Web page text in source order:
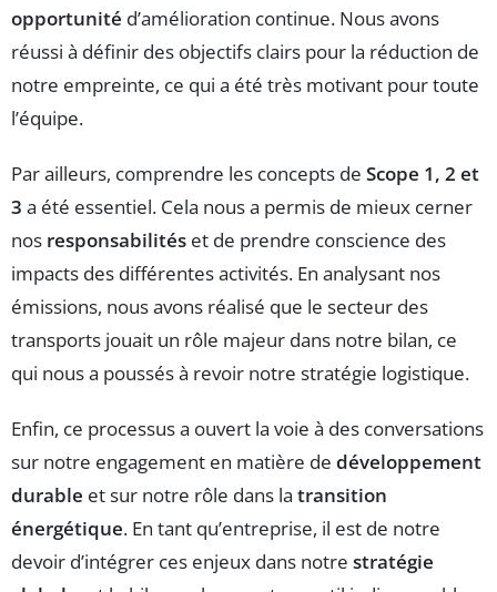
opportunité d’amélioration continue. Nous avons
réussi à définir des objectifs clairs pour la réduction de
notre empreinte, ce qui a été très motivant pour toute
l’équipe.
Par ailleurs, comprendre les concepts de Scope 1, 2 et
3 a été essentiel. Cela nous a permis de mieux cerner
nos responsabilités et de prendre conscience des
impacts des différentes activités. En analysant nos
émissions, nous avons réalisé que le secteur des
transports jouait un rôle majeur dans notre bilan, ce
qui nous a poussés à revoir notre stratégie logistique.
Enfin, ce processus a ouvert la voie à des conversations
sur notre engagement en matière de développement
durable et sur notre rôle dans la transition
énergétique. En tant qu’entreprise, il est de notre
devoir d’intégrer ces enjeux dans notre stratégie